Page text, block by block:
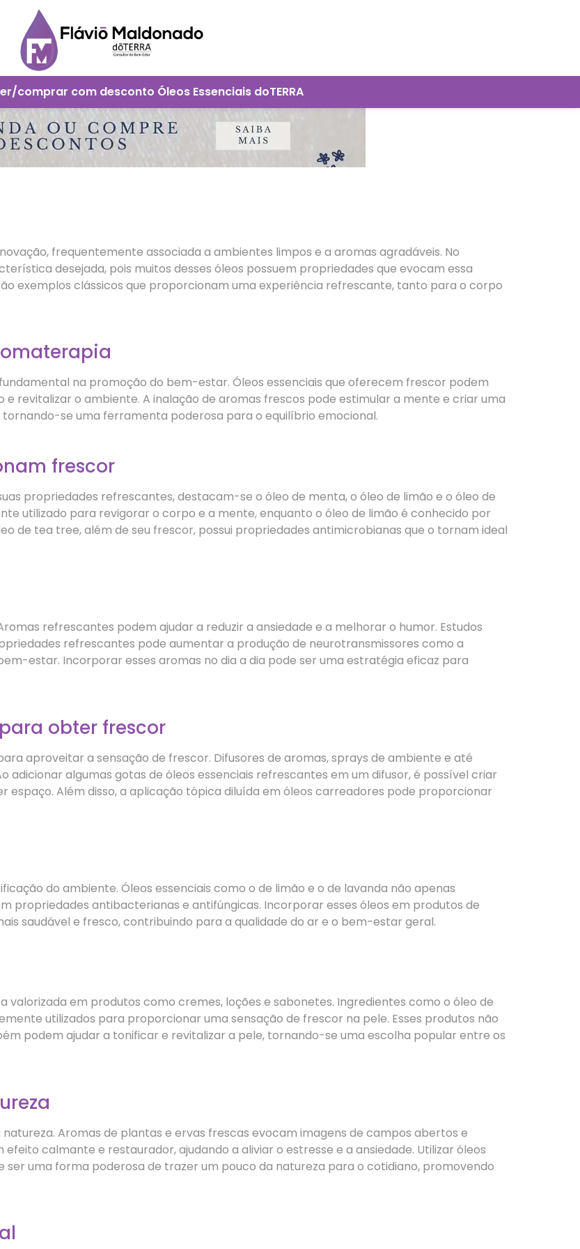
comprar com desconto Óleos Essenciais doTERRA
frequentemente associada a ambientes limpos e a aromas agradáveis. No
desejada, pois muitos desses óleos possuem propriedades que evocam essa
exemplos clássicos que proporcionam uma experiência refrescante, tanto para o corpo
na promoção do bem-estar. Óleos essenciais que oferecem frescor podem
revitalizar o ambiente. A inalação de aromas frescos pode estimular a mente e criar uma
se uma ferramenta poderosa para o equilíbrio emocional.
frescor
propriedades refrescantes, destacam-se o óleo de menta, o óleo de limão e o óleo de
utilizado para revigorar o corpo e a mente, enquanto o óleo de limão é conhecido por
de tea tree, além de seu frescor, possui propriedades antimicrobianas que o tornam ideal
refrescantes podem ajudar a reduzir a ansiedade e a melhorar o humor. Estudos
refrescantes pode aumentar a produção de neurotransmissores como a
estar. Incorporar esses aromas no dia a dia pode ser uma estratégia eficaz para
obter frescor
aproveitar a sensação de frescor. Difusores de aromas, sprays de ambiente e até
adicionar algumas gotas de óleos essenciais refrescantes em um difusor, é possível criar
Além disso, a aplicação tópica diluída em óleos carreadores pode proporcionar
do ambiente. Óleos essenciais como o de limão e o de lavanda não apenas
propriedades antibacterianas e antifúngicas. Incorporar esses óleos em produtos de
saudável e fresco, contribuindo para a qualidade do ar e o bem-estar geral.
em produtos como cremes, loções e sabonetes. Ingredientes como o óleo de
utilizados para proporcionar uma sensação de frescor na pele. Esses produtos não
podem ajudar a tonificar e revitalizar a pele, tornando-se uma escolha popular entre os
Aromas de plantas e ervas frescas evocam imagens de campos abertos e
calmante e restaurador, ajudando a aliviar o estresse e a ansiedade. Utilizar óleos
ser uma forma poderosa de trazer um pouco da natureza para o cotidiano, promovendo